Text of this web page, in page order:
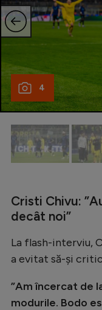
Ciclism
JO
4
Cristi Chivu:
decât noi”
La flash-interviu,
a evitat să-și
”Am încercat de
modurile. Bodo